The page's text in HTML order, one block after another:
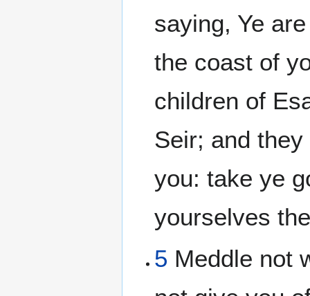
saying, Ye
the coast of
children of
Seir; and
you: take ye
yourselves
5 Meddle not